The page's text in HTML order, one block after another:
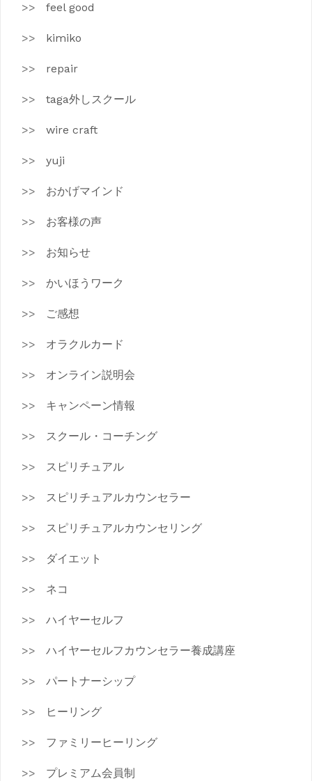
feel good
kimiko
repair
taga外しスクール
wire craft
yuji
おかげマインド
お客様の声
お知らせ
かいほうワーク
ご感想
オラクルカード
オンライン説明会
キャンペーン情報
スクール・コーチング
スピリチュアル
スピリチュアルカウンセラー
スピリチュアルカウンセリング
ダイエット
ネコ
ハイヤーセルフ
ハイヤーセルフカウンセラー養成講座
パートナーシップ
ヒーリング
ファミリーヒーリング
プレミアム会員制